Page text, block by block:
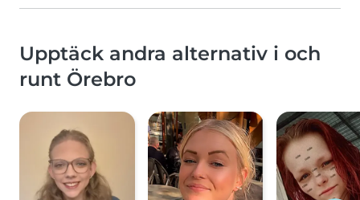
Upptäck andra alternativ i och
runt Örebro